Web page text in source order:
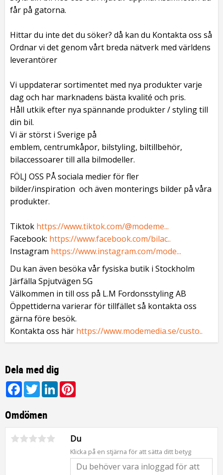
får på gatorna.
Hittar du inte det du söker? då kan du Kontakta oss så
Ordnar vi det genom vårt breda nätverk med världens
leverantörer
Vi uppdaterar sortimentet med nya produkter varje
dag och har marknadens bästa kvalité och pris.
Håll utkik efter nya spännande produkter / styling till
din bil.
Vi är störst i Sverige på
emblem, centrumkåpor, bilstyling, biltillbehör,
bilaccessoarer till alla bilmodeller.
FÖLJ OSS PÅ sociala medier för fler
bilder/inspiration och även monterings bilder på våra
produkter.
Tiktok https://www.tiktok.com/@modeme...
Facebook: https://www.facebook.com/bilac..
Instagram https://www.instagram.com/mode...
Du kan även besöka vår fysiska butik i Stockholm
Järfälla Spjutvägen 5G
Välkommen in till oss på L.M Fordonsstyling AB
Öppettiderna varierar för tillfället så kontakta oss
gärna före besök.
Kontakta oss här https://www.modemedia.se/custo..
Dela med dig
Facebook
TwitterLinkedIn
Omdömen
Du
Klicka på en stjärna för att sätta ditt betyg